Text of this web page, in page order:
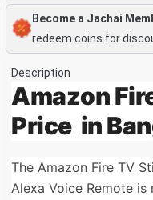
Become a Jachai
redeem coins for
Description
Amazon
Price in
The Amazon Fire TV
Alexa Voice Remote is